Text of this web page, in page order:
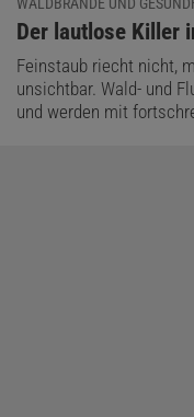
:
Der lautlose Killer
Feinstaub riecht nicht,
unsichtbar. Wald- und
und werden mit